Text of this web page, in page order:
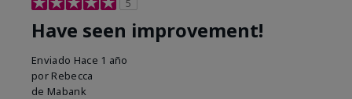
5
Have seen improvement!
Enviado Hace 1 año
por Rebecca
de Mabank